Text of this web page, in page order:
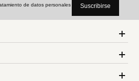
de datos personales Suscribirse